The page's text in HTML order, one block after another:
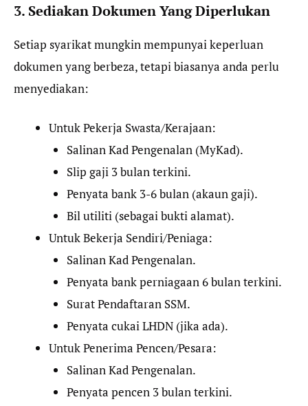
3. Sediakan Dokumen Yang Diperlukan
Setiap syarikat mungkin mempunyai keperluan
dokumen yang berbeza, tetapi biasanya anda perlu
menyediakan:
Untuk Pekerja Swasta/Kerajaan:
Salinan Kad Pengenalan (MyKad).
Slip gaji 3 bulan terkini.
Penyata bank 3-6 bulan (akaun gaji).
Bil utiliti (sebagai bukti alamat).
Untuk Bekerja Sendiri/Peniaga:
Salinan Kad Pengenalan.
Penyata bank perniagaan 6 bulan terkini.
Surat Pendaftaran SSM.
Penyata cukai LHDN (jika ada).
Untuk Penerima Pencen/Pesara:
Salinan Kad Pengenalan.
Penyata pencen 3 bulan terkini.